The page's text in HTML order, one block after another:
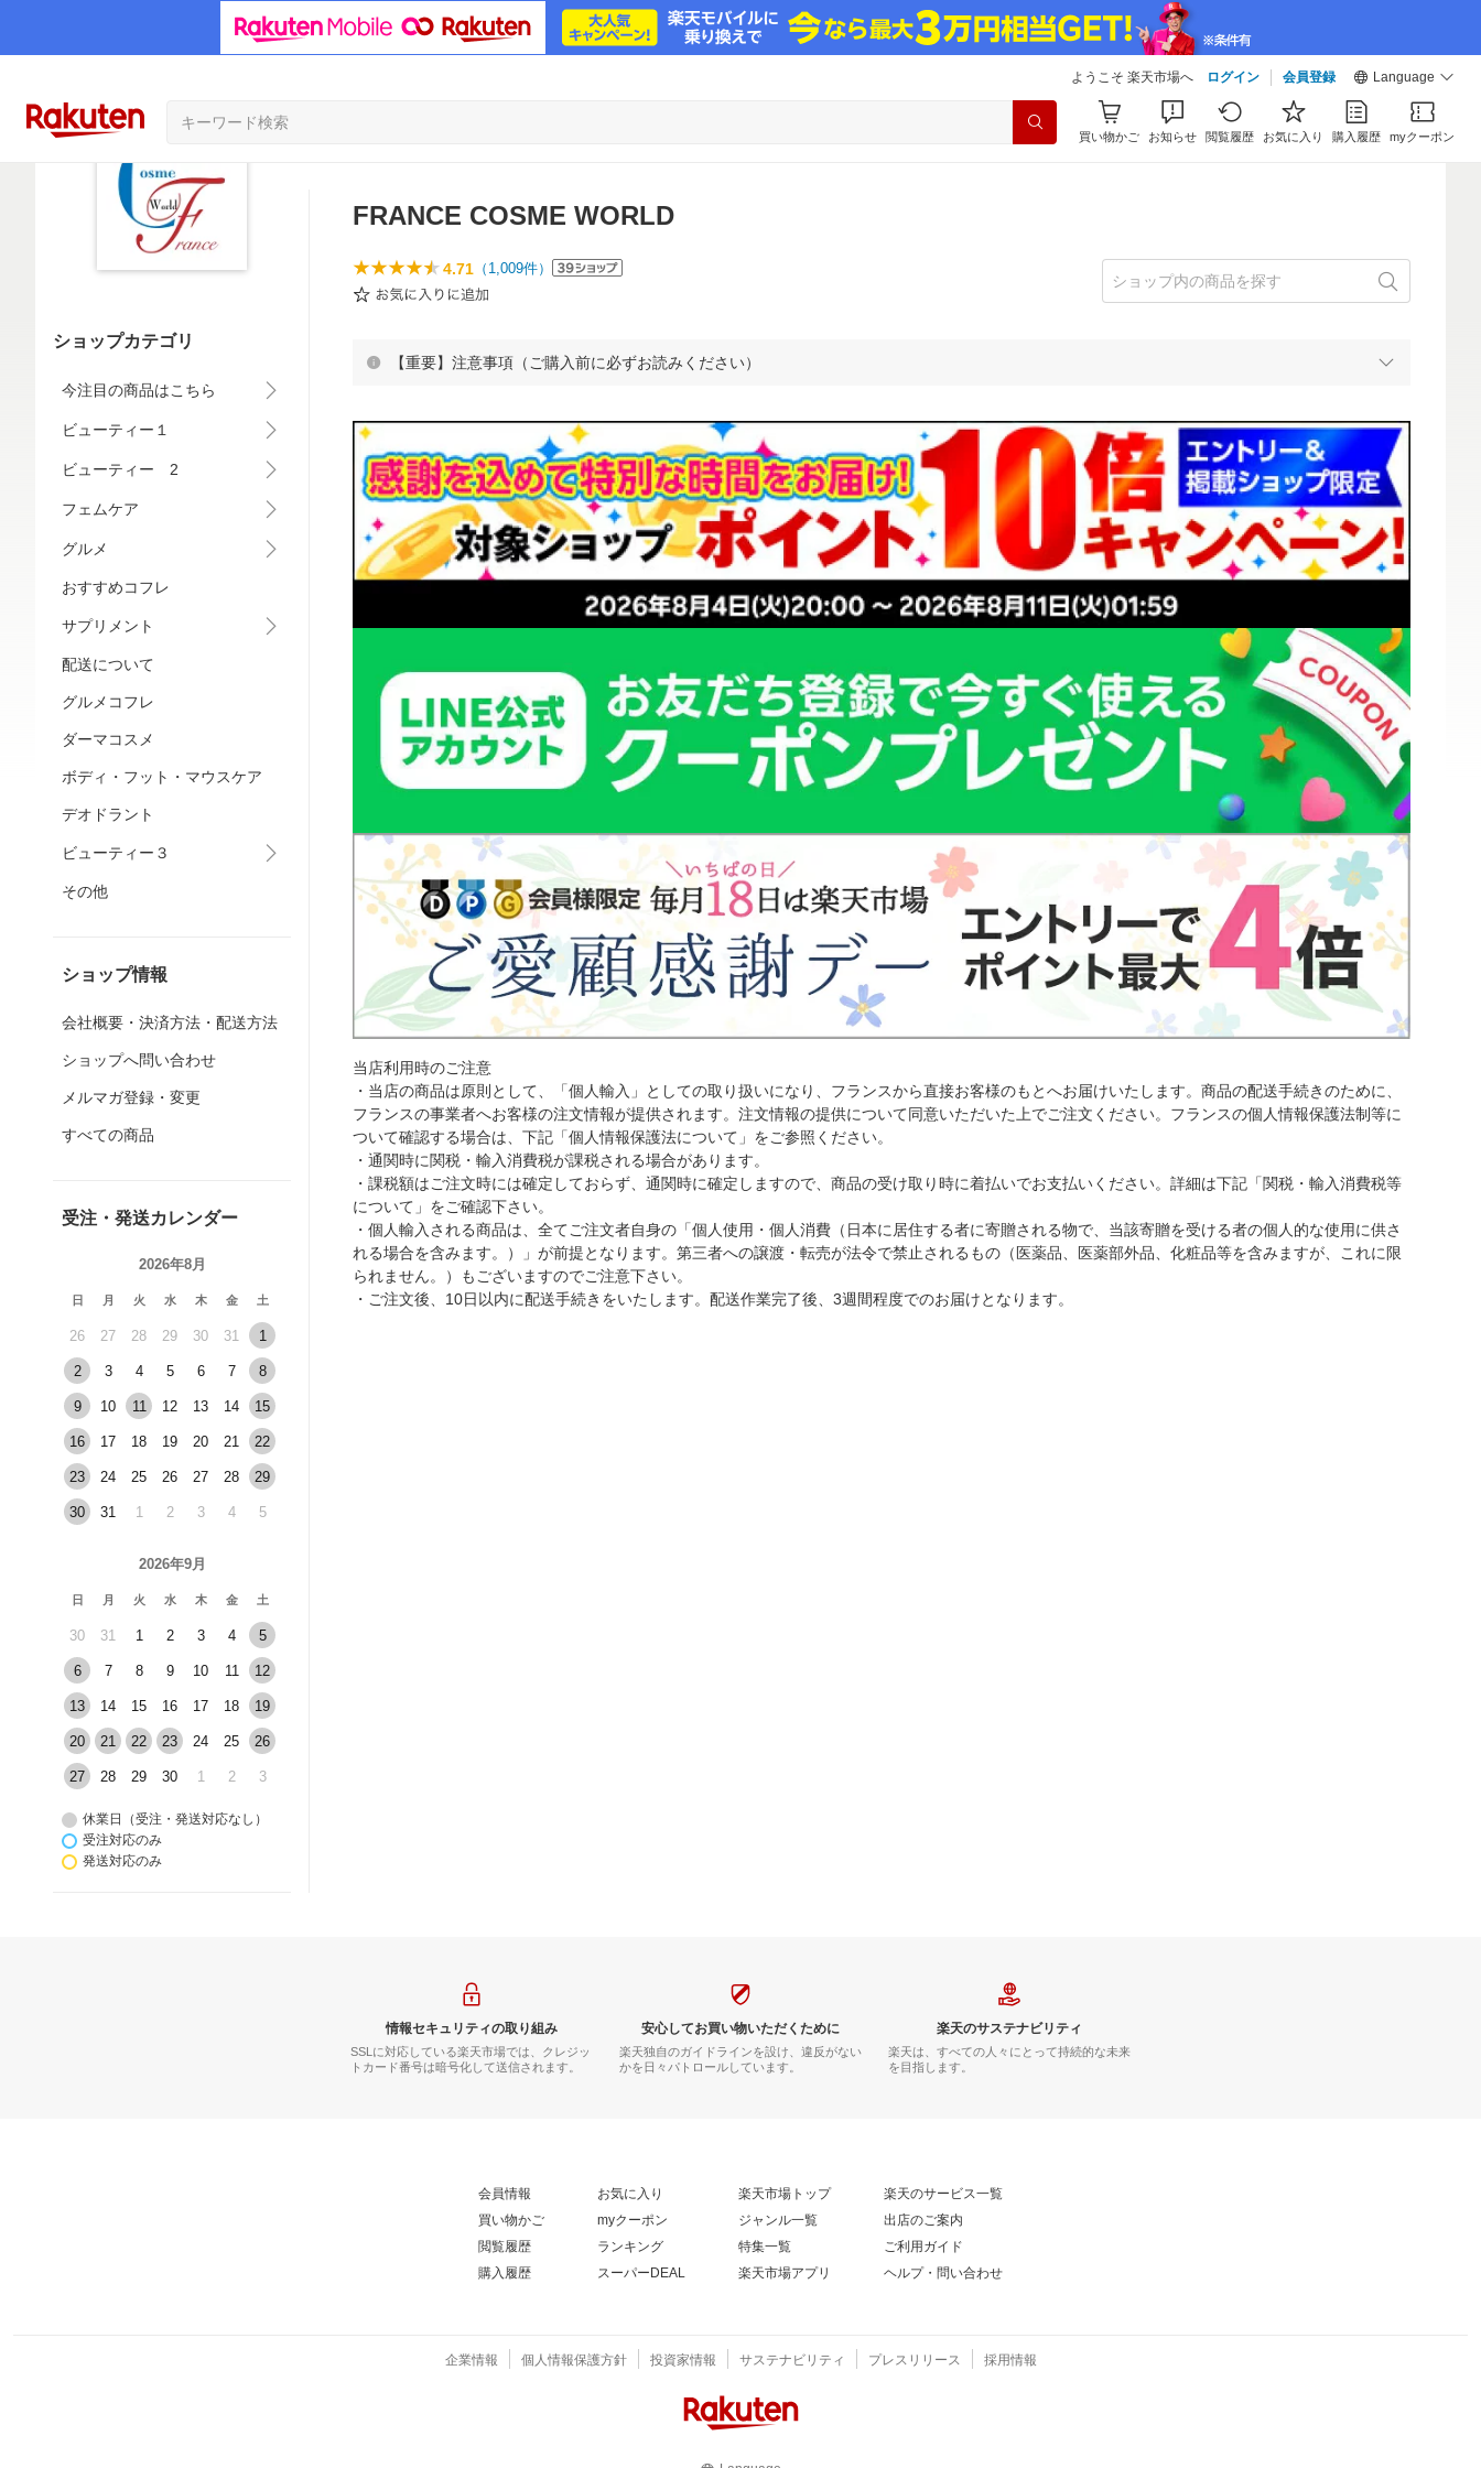
ようこそ 楽天市場へ ログイン 会員登録 Language
買い物かご お知らせ 閲覧履歴 お気に入り 購入履歴 myクーポン
ショップカテゴリ
今注目の商品はこちら
ビューティー１
ビューティー 2
フェムケア
グルメ
おすすめコフレ
サプリメント
配送について
グルメコフレ
ダーマコスメ
ボディ・フット・マウスケア
デオドラント
ビューティー３
その他
ショップ情報
会社概要・決済方法・配送方法
ショップへ問い合わせ
メルマガ登録・変更
すべての商品
受注・発送カレンダー
2026年8月
日 月 火 水 木 金 土
26 27 28 29 30 31 1
2 3 4 5 6 7 8
9 10 11 12 13 14 15
16 17 18 19 20 21 22
23 24 25 26 27 28 29
30 31 1 2 3 4 5
2026年9月
日 月 火 水 木 金 土
30 31 1 2 3 4 5
6 7 8 9 10 11 12
13 14 15 16 17 18 19
20 21 22 23 24 25 26
27 28 29 30 1 2 3
休業日（受注・発送対応なし）
受注対応のみ
発送対応のみ
FRANCE COSME WORLD
4.71 （ 1,009件）
【重要】注意事項（ご購入前に必ずお読みください）
当店利用時のご注意
・当店の商品は原則として、「個人輸入」としての取り扱いになり、フランスから直接お客様のもとへお届けいたします。商品の配送手続きのために、
フランスの事業者へお客様の注文情報が提供されます。注文情報の提供について同意いただいた上でご注文ください。フランスの個人情報保護法制等に
ついて確認する場合は、下記「個人情報保護法について」をご参照ください。
・通関時に関税・輸入消費税が課税される場合があります。
・課税額はご注文時には確定しておらず、通関時に確定しますので、商品の受け取り時に着払いでお支払いください。詳細は下記「関税・輸入消費税等
について」をご確認下さい。
・個人輸入される商品は、全てご注文者自身の「個人使用・個人消費（日本に居住する者に寄贈される物で、当該寄贈を受ける者の個人的な使用に供さ
れる場合を含みます。）」が前提となります。第三者への譲渡・転売が法令で禁止されるもの（医薬品、医薬部外品、化粧品等を含みますが、これに限
られません。）もございますのでご注意下さい。
・ご注文後、10日以内に配送手続きをいたします。配送作業完了後、3週間程度でのお届けとなります。
情報セキュリティの取り組み
SSLに対応している楽天市場では、クレジッ
トカード番号は暗号化して送信されます。
安心してお買い物いただくために
楽天独自のガイドラインを設け、違反がない
かを日々パトロールしています。
楽天のサステナビリティ
楽天は、すべての人々にとって持続的な未来
を目指します。
会員情報
買い物かご
閲覧履歴
購入履歴
お気に入り
myクーポン
ランキング
スーパーDEAL
楽天市場トップ
ジャンル一覧
特集一覧
楽天市場アプリ
楽天のサービス一覧
出店のご案内
ご利用ガイド
ヘルプ・問い合わせ
企業情報 個人情報保護方針 投資家情報 サステナビリティ プレスリリース 採用情報